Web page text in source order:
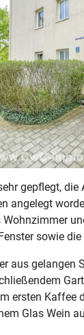
gepflegt,
angelegt
sowie die
aus gelangen
ersten Kaffee
Glas Wein